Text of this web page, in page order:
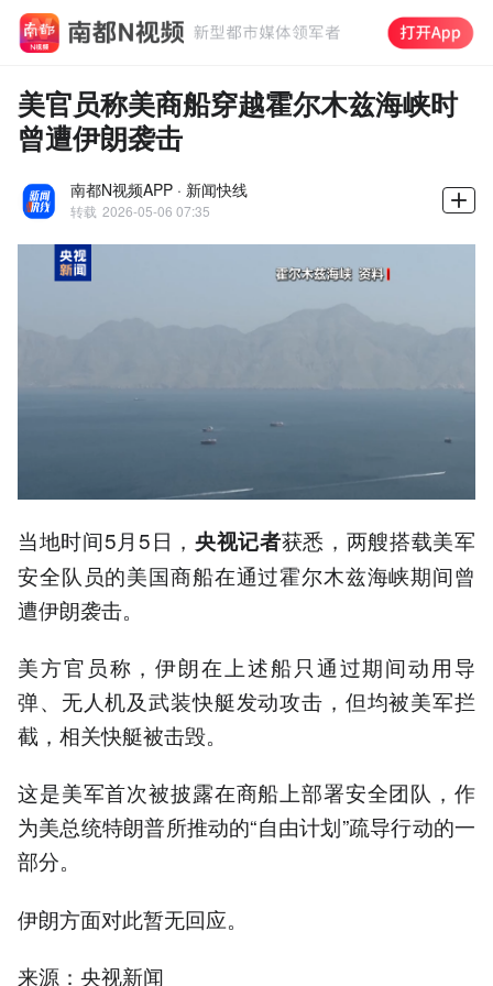
美官员称美商船穿越霍尔木兹海峡时
曾遭伊朗袭击
南都N视频APP · 新闻快线
转载 2026-05-06 07:35
当地时间5月5日， 央视记者获悉，两艘搭载美军
安全队员的美国商船在通过霍尔木兹海峡期间曾
遭伊朗袭击。
美方官员称，伊朗在上述船只通过期间动用导
弹、无人机及武装快艇发动攻击，但均被美军拦
截，相关快艇被击毁。
这是美军首次被披露在商船上部署安全团队，作
为美总统特朗普所推动的“自由计划”疏导行动的一
部分。
伊朗方面对此暂无回应。
来源：央视新闻